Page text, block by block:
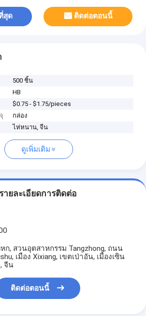
สุด ติดต่อตอนนี้
500 ชิ้น
HB
$0.75 - $1.75/pieces
กล่อง
ไห่หนาน, จีน
ดูเพิ่มเติม
รายละเอียดการติดต่อ
ก, สวนอุตสาหกรรม Tangzhong, ถนน
เมือง Xixiang, เขตเป่าอัน, เมืองเซิน
จีน
ติดต่อตอนนี้